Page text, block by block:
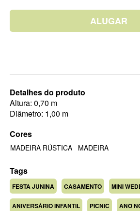
ALUGAR
Detalhes do produto
Altura: 0,70 m
Diâmetro: 1,00 m
Cores
MADEIRA RÚSTICA MADEIRA
Tags
FESTA JUNINA CASAMENTO MINI
ANIVERSÁRIO INFANTIL PICNIC ANO